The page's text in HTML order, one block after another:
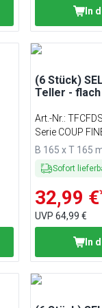
In
(6 Stück)
Teller -
Art.-Nr.:
Serie COUP
B 165 x T 165
Sofort
32,99 €
UVP64,99 €
In